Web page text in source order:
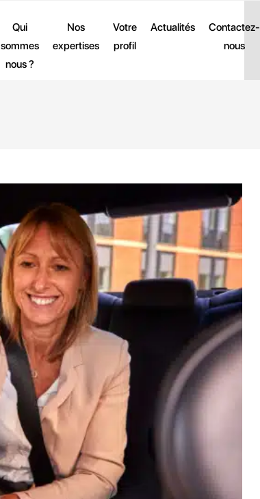
Qui
sommes
nous ?
Nos
expertises
Votre
profil
Actualités
Contactez-
nous